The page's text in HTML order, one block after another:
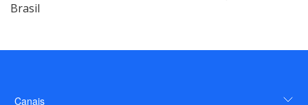
Brasil
Canais